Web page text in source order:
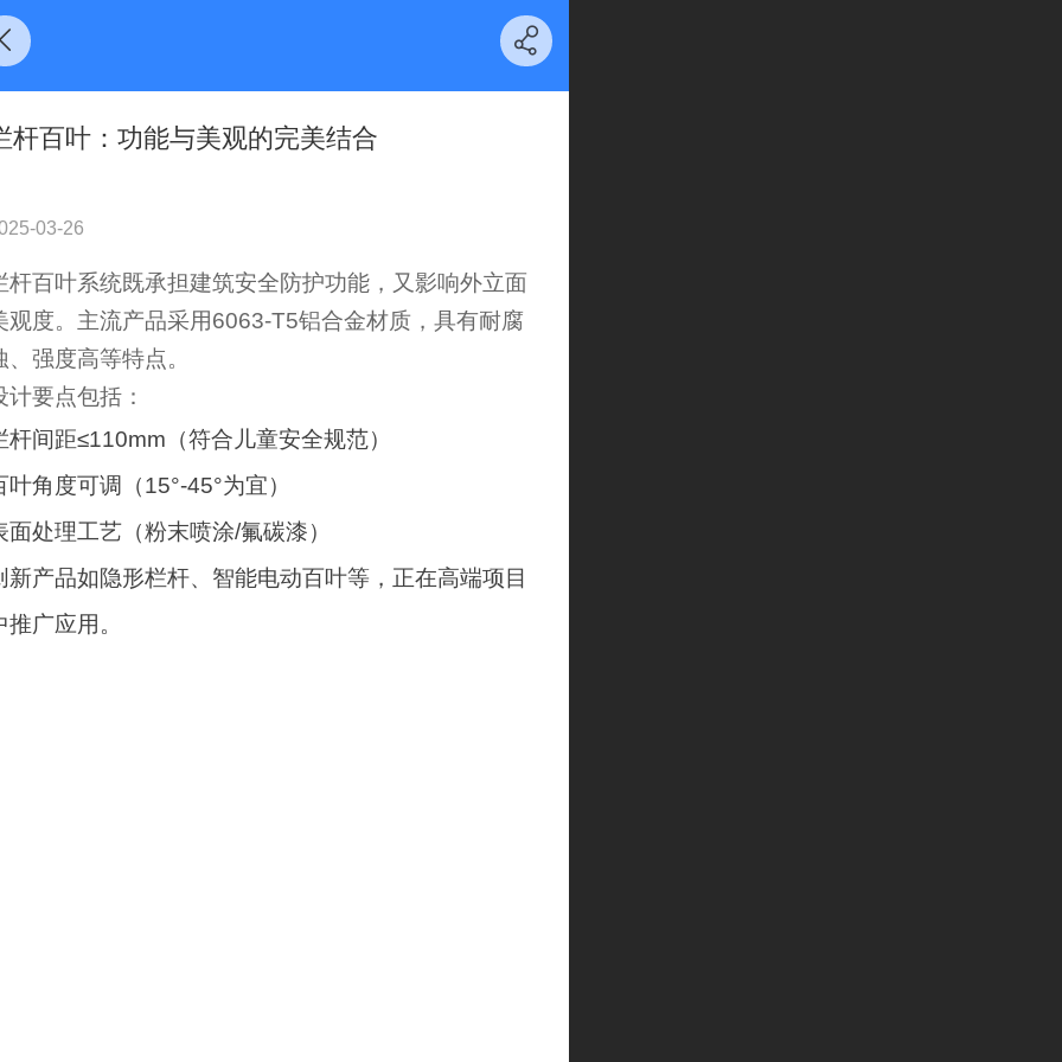
杆百叶：功能与美观的完美结合
03-26
杆百叶系统既承担建筑安全防护功能，又影响外立面
观度。主流产品采用6063-T5铝合金材质，具有耐腐
、强度高等特点。
计要点包括：
杆间距≤110mm（符合儿童安全规范）
叶角度可调（15°-45°为宜）
面处理工艺（粉末喷涂/氟碳漆）
新产品如隐形栏杆、智能电动百叶等，正在高端项目
推广应用。